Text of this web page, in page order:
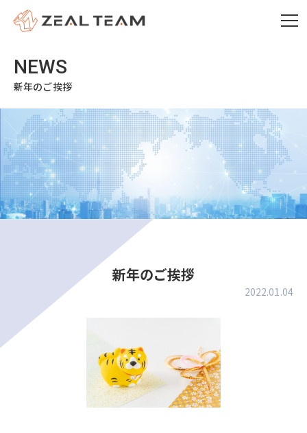
新年のご挨拶
新年のご挨拶
2022.01.04